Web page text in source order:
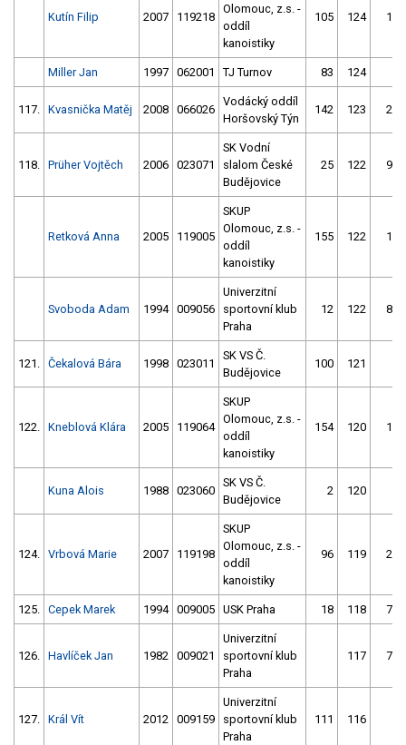
Kutín Filip 2007 119218
Olomouc, z.s. -
oddíl
kanoistiky
105 124 18
Miller Jan 1997 062001 TJ Turnov 83 124
117. Kvasnička Matěj 2008 066026
Vodácký oddíl
Horšovský Týn
142 123 20
118. Prüher Vojtěch 2006 023071
SK Vodní
slalom České
Budějovice
25 122 94
Retková Anna 2005 119005
SKUP
Olomouc, z.s. -
oddíl
kanoistiky
155 122 13
Svoboda Adam 1994 009056
Univerzitní
sportovní klub
Praha
12 122 88
121. Čekalová Bára 1998 023011
SK VS Č.
Budějovice
100 121
122. Kneblová Klára 2005 119064
SKUP
Olomouc, z.s. -
oddíl
kanoistiky
154 120 14
Kuna Alois 1988 023060
SK VS Č.
Budějovice
2 120
124. Vrbová Marie 2007 119198
SKUP
Olomouc, z.s. -
oddíl
kanoistiky
96 119 29
125. Cepek Marek 1994 009005 USK Praha 18 118 74
126. Havlíček Jan 1982 009021
Univerzitní
sportovní klub
Praha
117 72
127. Král Vít 2012 009159
Univerzitní
sportovní klub
Praha
111 116